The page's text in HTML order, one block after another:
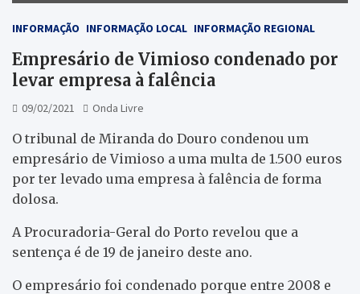
INFORMAÇÃO INFORMAÇÃO LOCAL INFORMAÇÃO REGIONAL
Empresário de Vimioso condenado por
levar empresa à falência
09/02/2021 Onda Livre
O tribunal de Miranda do Douro condenou um
empresário de Vimioso a uma multa de 1.500 euros
por ter levado uma empresa à falência de forma
dolosa.
A Procuradoria-Geral do Porto revelou que a
sentença é de 19 de janeiro deste ano.
O empresário foi condenado porque entre 2008 e